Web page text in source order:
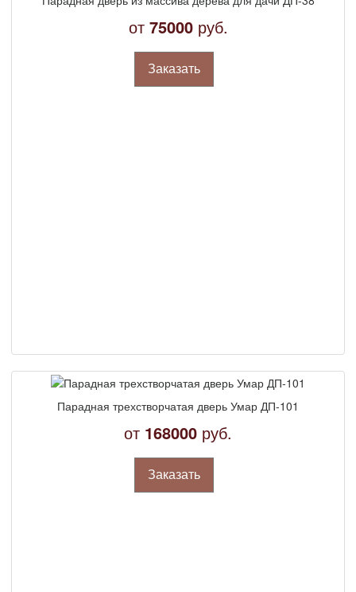
от 75000руб.
Заказать
Парадная трехстворчатая дверь Умар ДП-101
от 168000 руб.
Заказать